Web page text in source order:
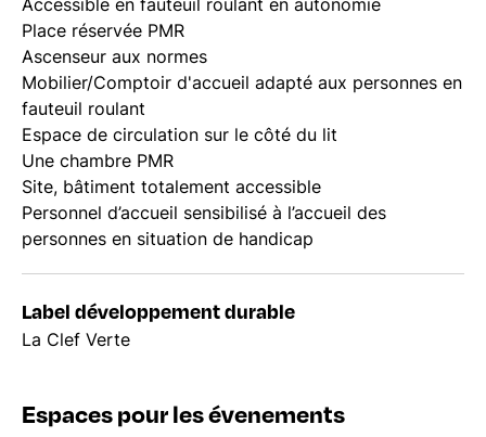
Accessible en fauteuil roulant en autonomie
Place réservée PMR
Ascenseur aux normes
Mobilier/Comptoir d'accueil adapté aux personnes en
fauteuil roulant
Espace de circulation sur le côté du lit
Une chambre PMR
Site, bâtiment totalement accessible
Personnel d’accueil sensibilisé à l’accueil des
personnes en situation de handicap
Label développement durable
La Clef Verte
Espaces pour les évenements